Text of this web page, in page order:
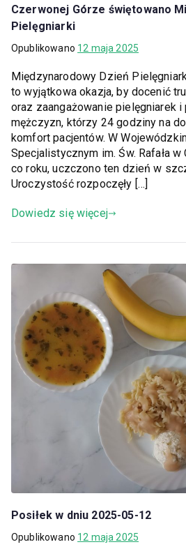
Czerwonej Górze świętowano
Pielęgniarki
Opublikowano 12 maja 2025
Międzynarodowy Dzień
to wyjątkowa okazja, by docenić
oraz zaangażowanie pielęgniarek
mężczyzn, którzy 24 godziny na
komfort pacjentów. W
Specjalistycznym im. Św. Rafała w
co roku, uczczono ten dzień w
Uroczystość rozpoczęły […]
Dowiedz się więcej
Posiłek w dniu 2025-05-12
Opublikowano 12 maja 2025